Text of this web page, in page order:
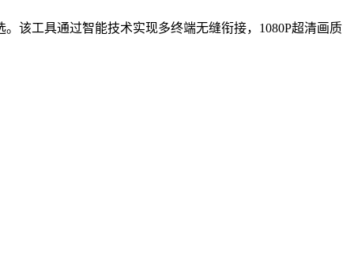
该工具通过智能技术实现多终端无缝衔接，1080P超清画质